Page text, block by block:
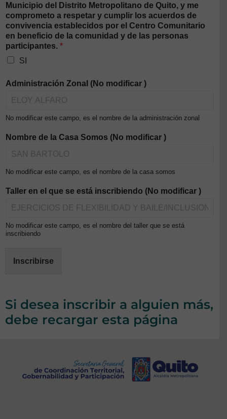
Municipio del Distrito Metropolitano de Quito, y me
comprometo a respetar y cumplir los acuerdos de
convivencia establecidos por el Centro Comunitario
en beneficio de la comunidad y de las personas
participantes. *
SI
Administración Zonal (No modificar )
No modificar este campo, es el nombre de la administración zonal
Nombre de la Casa Somos (No modificar )
No modificar este campo, es el nombre de la casa somos
Taller en el que se está inscribiendo (No modificar )
No modificar este campo, es el nombre del taller que se está
inscribiendo
Inscribirse
Si desea inscribir a alguien más,
debe recargar esta página